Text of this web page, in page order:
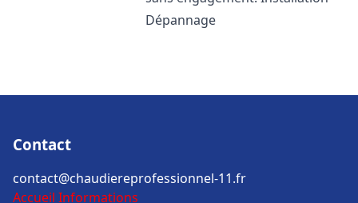
Dépannage
Contact
contact@chaudiereprofessionnel-11.fr
Accueil Informations